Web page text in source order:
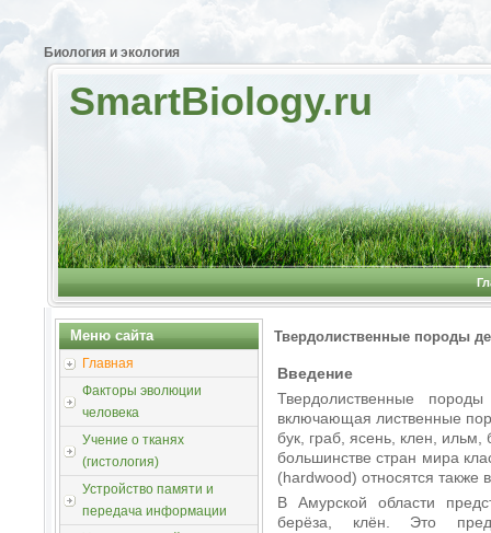
Биология и экология
SmartBiology.ru
Меню сайта
Главная
Факторы эволюции
человека
Учение о тканях
(гистология)
Устройство памяти и
передача информации
Твердолиственные породы
Введение
Твердолиственные
включающая лиственные
бук, граб, ясень, клен,
большинстве стран мира
(hardwood) относятся также
В Амурской области
берёза, клён. Это